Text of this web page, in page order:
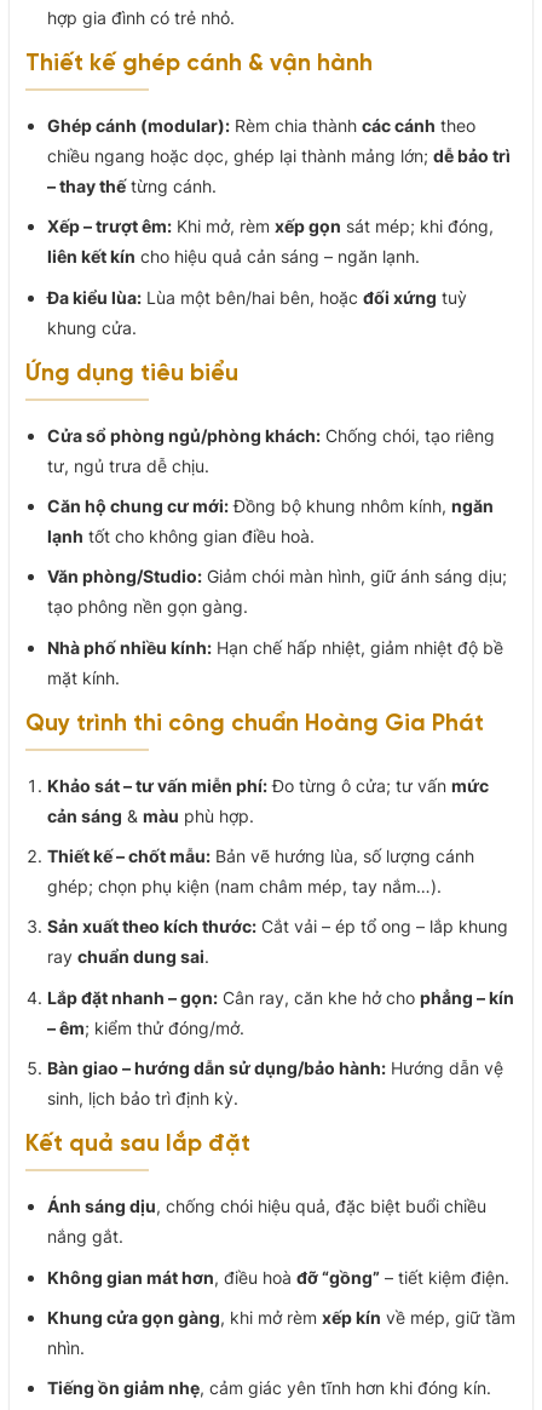
hợp gia đình có trẻ nhỏ.
Thiết kế ghép cánh & vận hành
Ghép cánh (modular): Rèm chia thành các cánh theo
chiều ngang hoặc dọc, ghép lại thành mảng lớn; dễ bảo trì
– thay thếtừng cánh.
Xếp – trượt êm: Khi mở, rèm xếp gọn sát mép; khi đóng,
liên kết kín cho hiệu quả cản sáng – ngăn lạnh.
Đa kiểu lùa: Lùa một bên/hai bên, hoặc đối xứng tuỳ
khung cửa.
Ứng dụng tiêu biểu
Cửa sổ phòng ngủ/phòng khách: Chống chói, tạo riêng
tư, ngủ trưa dễ chịu.
Căn hộ chung cư mới:Đồng bộ khung nhôm kính, ngăn
lạnh tốt cho không gian điều hoà.
Văn phòng/Studio: Giảm chói màn hình, giữ ánh sáng dịu;
tạo phông nền gọn gàng.
Nhà phố nhiều kính: Hạn chế hấp nhiệt, giảm nhiệt độ bề
mặt kính.
Quy trình thi công chuẩn Hoàng Gia Phát
Khảo sát – tư vấn miễn phí:Đo từng ô cửa; tư vấn mức
cản sáng & màu phù hợp.
Thiết kế – chốt mẫu: Bản vẽ hướng lùa, số lượng cánh
ghép; chọn phụ kiện (nam châm mép, tay nắm…).
Sản xuất theo kích thước: Cắt vải – ép tổ ong – lắp khung
ray chuẩn dung sai.
Lắp đặt nhanh – gọn: Cân ray, căn khe hở cho phẳng – kín
– êm; kiểm thử đóng/mở.
Bàn giao – hướng dẫn sử dụng/bảo hành: Hướng dẫn vệ
sinh, lịch bảo trì định kỳ.
Kết quả sau lắp đặt
Ánh sáng dịu, chống chói hiệu quả, đặc biệt buổi chiều
nắng gắt.
Không gian mát hơn, điều hoà đỡ “gồng” – tiết kiệm điện.
Khung cửa gọn gàng, khi mở rèm xếp kín về mép, giữ tầm
nhìn.
Tiếng ồn giảm nhẹ, cảm giác yên tĩnh hơn khi đóng kín.